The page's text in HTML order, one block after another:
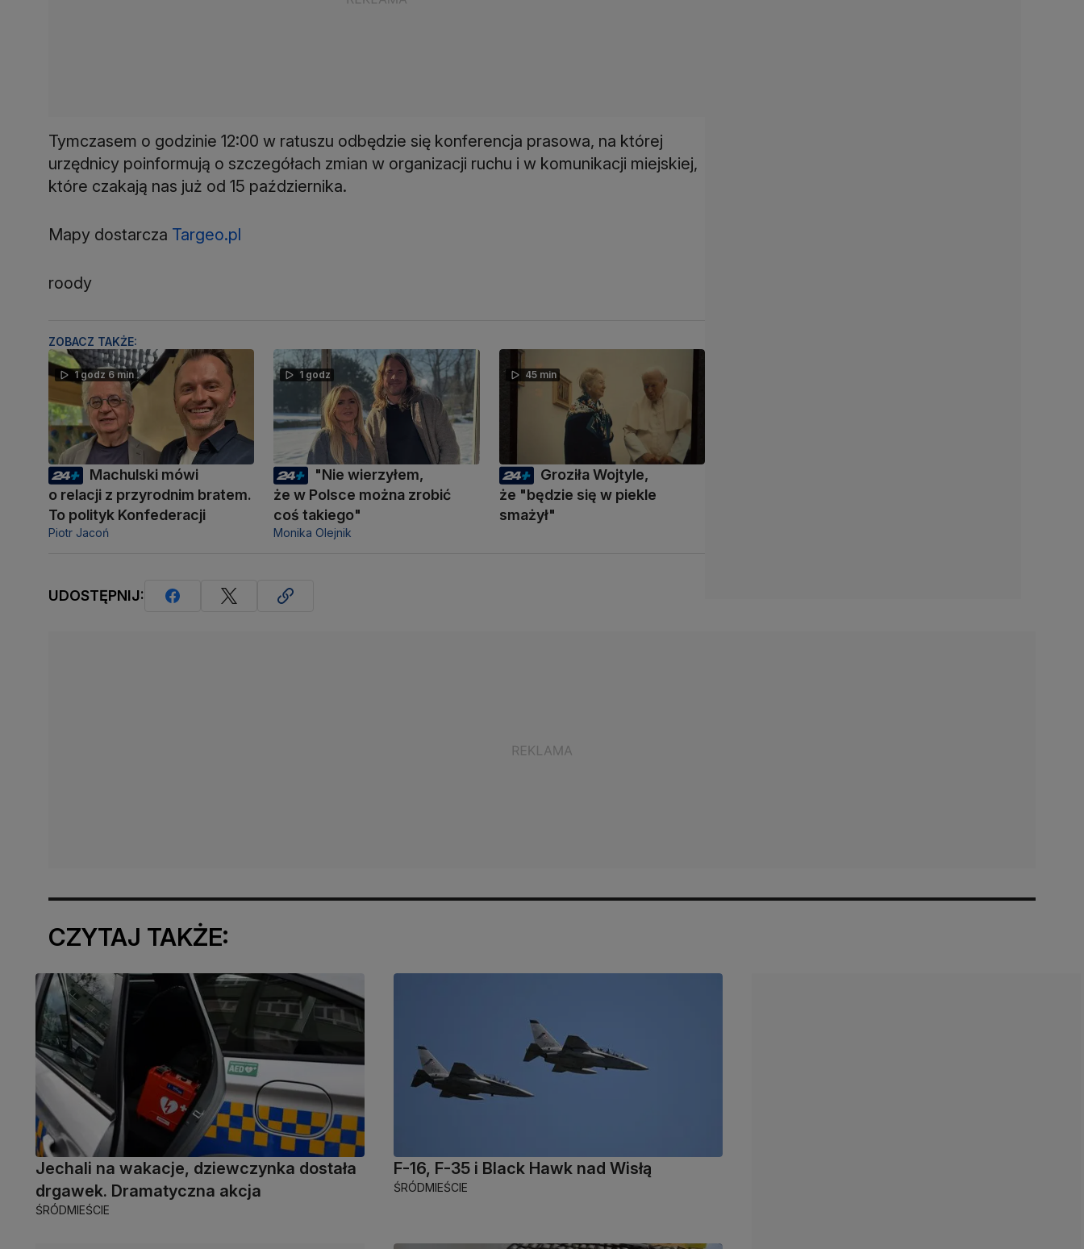
Tymczasem o godzinie 12:00 w ratuszu odbędzie się konferencja prasowa, na której
urzędnicy poinformują o szczegółach zmian w organizacji ruchu i w komunikacji miejskiej,
które czakają nas już od 15 października.
Mapy dostarcza Targeo.pl
roody
ZOBACZ TAKŻE:
1 godz 6 min
Machulski mówi
o relacji z przyrodnim bratem.
To polityk Konfederacji
Piotr Jacoń
1 godz
"Nie wierzyłem,
że w Polsce można zrobić
coś takiego"
Monika Olejnik
45 min
Groziła Wojtyle,
że "będzie się w piekle
smażył"
UDOSTĘPNIJ:
CZYTAJ TAKŻE:
Jechali na wakacje, dziewczynka dostała
drgawek. Dramatyczna akcja
ŚRÓDMIEŚCIE
F-16, F-35 i Black Hawk nad Wisłą
ŚRÓDMIEŚCIE